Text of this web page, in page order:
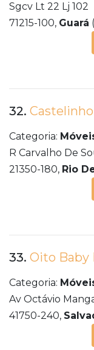
Sgcv Lt 22 Lj 102
71215-100, Guará
32.
Categoria:
R Carvalho De
21350-180, Rio
33. Oito Baby
Categoria:
Av Octávio
41750-240,